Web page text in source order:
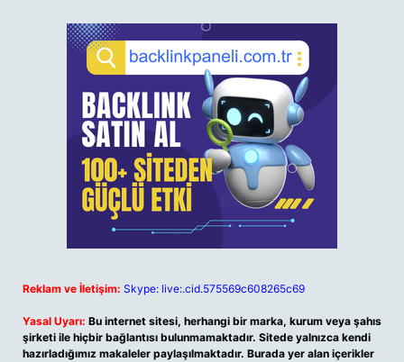
Reklam ve İletişim: Skype: live:.cid.575569c608265c69
Yasal Uyarı: Bu internet sitesi, herhangi bir marka, kurum veya şahıs
şirketi ile hiçbir bağlantısı bulunmamaktadır. Sitede yalnızca kendi
hazırladığımız makaleler paylaşılmaktadır. Burada yer alan içerikler